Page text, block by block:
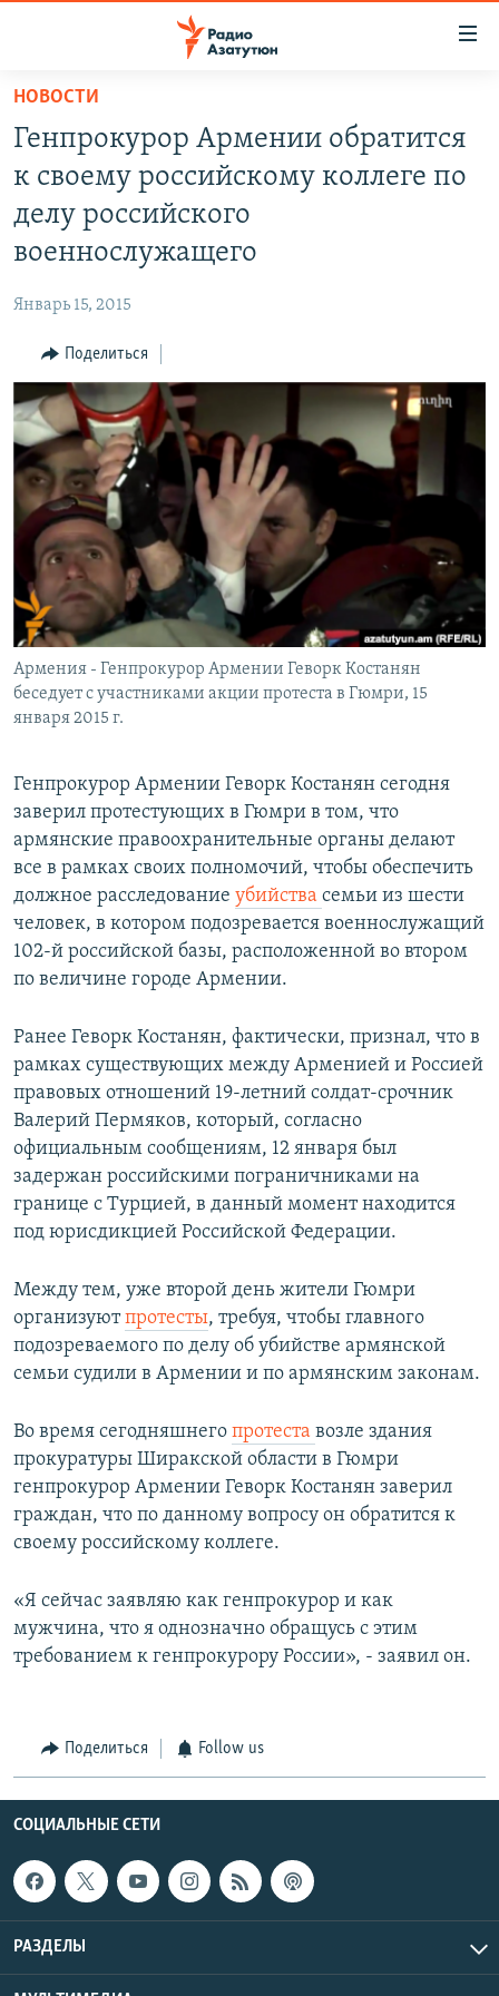
Перейти
основному
содержанию
основной
Перейти
поиску
НОВОСТИ
ПОЛИТИКА
РЕГИОН
НАГОРНЫЙ КАРАБАХ
КУЛЬТУРА
СПОРТ
АРХИВ
Հայերեն
English
Русский
Все сайты Радио Азатутюн
НОВОСТИ
Генпрокурор Армении обратится
к своему российскому коллеге по
делу российского
военнослужащего
Январь 15, 2015
Поделиться
Армения - Генпрокурор Армении Геворк Костанян
беседует с участниками акции протеста в Гюмри, 15
января 2015 г.
Генпрокурор Армении Геворк Костанян сегодня
заверил протестующих в Гюмри в том, что
армянские правоохранительные органы делают
все в рамках своих полномочий, чтобы обеспечить
должное расследование убийства семьи из шести
человек, в котором подозревается военнослужащий
102-й российской базы, расположенной во втором
по величине городе Армении.
Ранее Геворк Костанян, фактически, признал, что в
рамках существующих между Арменией и Россией
правовых отношений 19-летний солдат-срочник
Валерий Пермяков, который, согласно
официальным сообщениям, 12 января был
задержан российскими пограничниками на
границе с Турцией, в данный момент находится
под юрисдикцией Российской Федерации.
Между тем, уже второй день жители Гюмри
организуютпротесты, требуя, чтобы главного
подозреваемого по делу об убийстве армянской
семьи судили в Армении и по армянским законам.
Во время сегодняшнего протеста возле здания
прокуратуры Ширакской области в Гюмри
генпрокурор Армении Геворк Костанян заверил
граждан, что по данному вопросу он обратится к
своему российскому коллеге.
«Я сейчас заявляю как генпрокурор и как
мужчина, что я однозначно обращусь с этим
требованием к генпрокурору России», - заявил он.
Поделиться Follow us
СОЦИАЛЬНЫЕ СЕТИ
РАЗДЕЛЫ